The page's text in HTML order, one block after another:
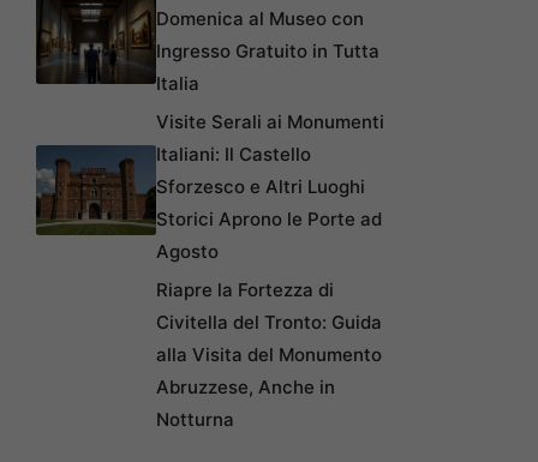
Domenica al Museo con
Ingresso Gratuito in Tutta
Italia
Visite Serali ai Monumenti
Italiani: Il Castello
Sforzesco e Altri Luoghi
Storici Aprono le Porte ad
Agosto
Riapre la Fortezza di
Civitella del Tronto: Guida
alla Visita del Monumento
Abruzzese, Anche in
Notturna